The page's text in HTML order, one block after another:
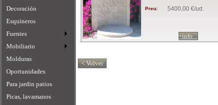
Decoración
Esquineros
Fuentes
Mobiliario
Molduras
Oportunidades
Para jardin patios
Picas, lavamanos
Preu: 5400,00 €/ud.
+info...